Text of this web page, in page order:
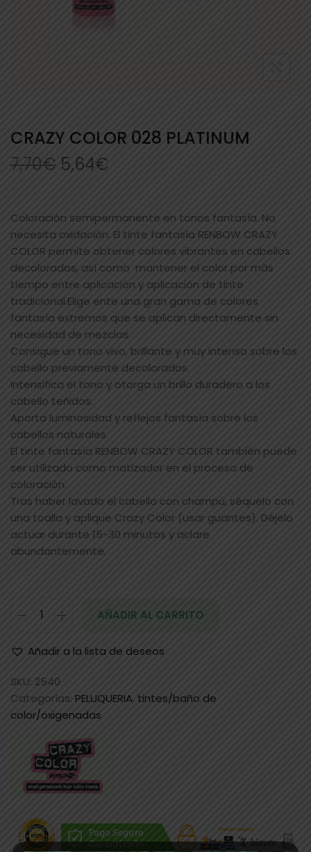
CRAZY COLOR 028 PLATINUM
7,70€ 5,64€
Coloración semipermanente en tonos fantasía. No
necesita oxidación. El tinte fantasía RENBOW CRAZY
COLOR permite obtener colores vibrantes en cabellos
decolorados, así como mantener el color por más
tiempo entre aplicación y aplicación de tinte
tradicional.Elige ente una gran gama de colores
fantasía extremos que se aplican directamente sin
necesidad de mezclas.
Consigue un tono vivo, brillante y muy intenso sobre los
cabello previamente decolorados.
Intensifica el tono y otorga un brillo duradero a los
cabello teñidos.
Aporta luminosidad y reflejos fantasía sobre los
cabellos naturales.
El tinte fantasía RENBOW CRAZY COLOR también puede
ser utilizado como matizador en el proceso de
coloración.
Tras haber lavado el cabello con champú, séquelo con
una toalla y aplique Crazy Color (usar guantes). Déjelo
actuar durante 15-30 minutos y aclare
abundantemente.
AÑADIR AL CARRITO
Añadir a la lista de deseos
SKU: 2540
Categorías: PELUQUERIA, tintes/baño de
color/oxigenadas